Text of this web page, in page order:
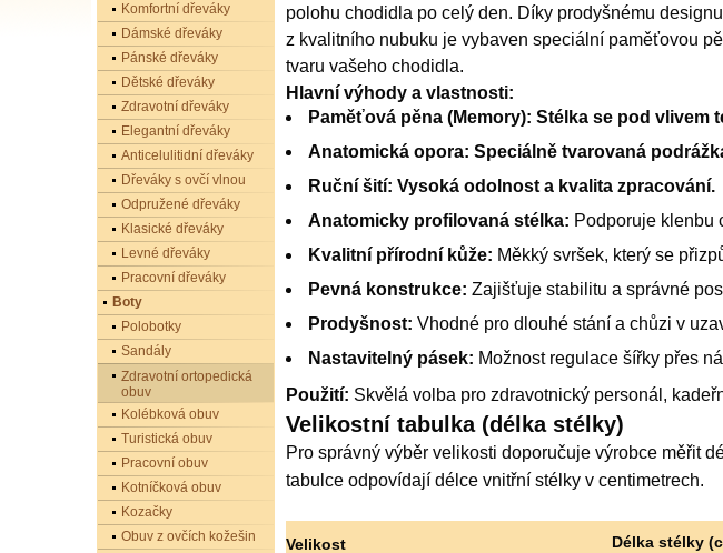
polohu chodidla po celý den. Díky prodyšnému
z kvalitního nubuku je vybaven speciální paměťovou
tvaru vašeho chodidla.
Hlavní výhody a vlastnosti:
Paměťová pěna (Memory): Stélka se pod vlivem
Anatomická opora: Speciálně tvarovaná
Ruční šití: Vysoká odolnost a kvalita zpracování.
Anatomicky profilovaná stélka: Podporuje klenbu
Kvalitní přírodní kůže: Měkký svršek, který se
Pevná konstrukce: Zajišťuje stabilitu a správné
Prodyšnost: Vhodné pro dlouhé stání a chůzi v
Nastavitelný pásek: Možnost regulace šířky přes
Použití: Skvělá volba pro zdravotnický personál,
Velikostní tabulka (délka stélky)
Pro správný výběr velikosti doporučuje výrobce měřit
tabulce odpovídají délce vnitřní stélky v centimetrech.
Velikost Délka stélky
Komfortní dřeváky
Dámské dřeváky
Pánské dřeváky
Dětské dřeváky
Zdravotní dřeváky
Elegantní dřeváky
Anticelulitidní dřeváky
Dřeváky s ovčí vlnou
Odpružené dřeváky
Klasické dřeváky
Levné dřeváky
Pracovní dřeváky
Boty
Polobotky
Sandály
Zdravotní ortopedická
obuv
Kolébková obuv
Turistická obuv
Pracovní obuv
Kotníčková obuv
Kozačky
Obuv z ovčích kožešin